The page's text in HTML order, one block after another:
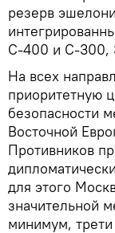
резерв
С-400 и С-300,
На всех
приоритетную
безопасности
Восточной
Противников
для этого
значительной
минимум,